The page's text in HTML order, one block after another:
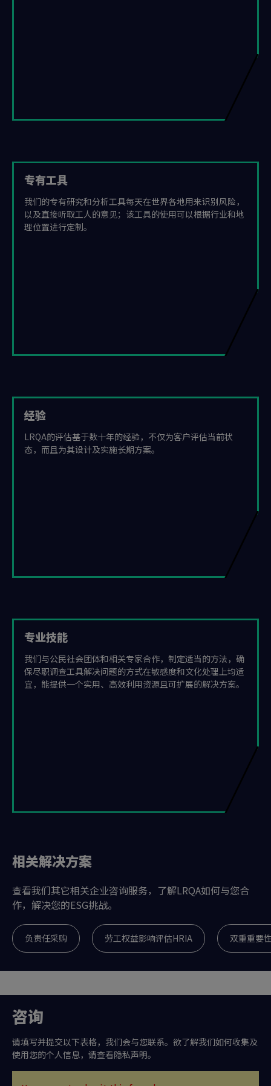
专有工具
我们的专有研究和分析工具每天在世界各地用来识别风险，
以及直接听取工人的意见；该工具的使用可以根据行业和地
理位置进行定制。
经验
LRQA的评估基于数十年的经验，不仅为客户评估当前状
态，而且为其设计及实施长期方案。
专业技能
我们与公民社会团体和相关专家合作，制定适当的方法，确
保尽职调查工具解决问题的方式在敏感度和文化处理上均适
宜，能提供一个实用、高效利用资源且可扩展的解决方案。
相关解决方案
查看我们其它相关企业咨询服务，了解LRQA如何与您合
作，解决您的ESG挑战。
负责任采购 劳工权益影响评估HRIA 双重重要
咨询
请填写并提交以下表格，我们会与您联系。欲了解我们如何收集及
使用您的个人信息，请查看隐私声明。